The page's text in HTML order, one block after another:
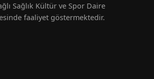
Sağlık Kültür ve Spor Daire
faaliyet göstermektedir.